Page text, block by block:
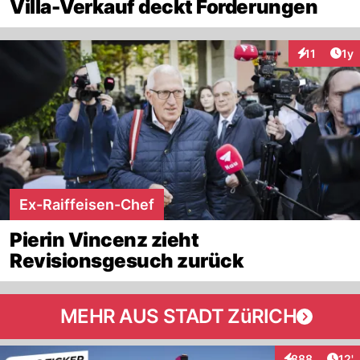
Villa-Verkauf deckt Forderungen
11 1y
Ex-Raiffeisen-Chef
Pierin Vincenz zieht
Revisionsgesuch zurück
MEHR AUS STADT ZüRICH